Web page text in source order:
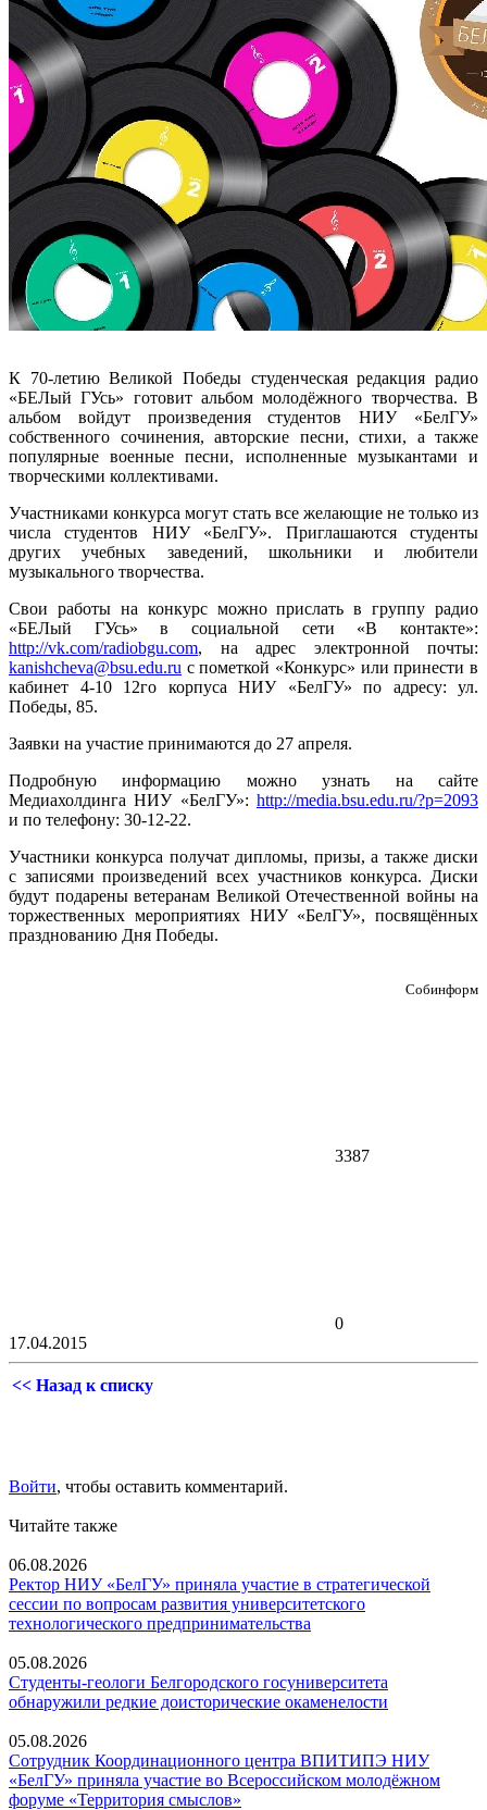
К 70-летию Великой Победы студенческая редакция радио
«БЕЛый ГУсь» готовит альбом молодёжного творчества. В
альбом войдут произведения студентов НИУ «БелГУ»
собственного сочинения, авторские песни, стихи, а также
популярные военные песни, исполненные музыкантами и
творческими коллективами.
Участниками конкурса могут стать все желающие не только из
числа студентов НИУ «БелГУ». Приглашаются студенты
других учебных заведений, школьники и любители
музыкального творчества.
Свои работы на конкурс можно прислать в группу радио
«БЕЛый ГУсь» в социальной сети «В контакте»:
http://vk.com/radiobgu.com, на адрес электронной почты:
kanishcheva@bsu.edu.ru с пометкой «Конкурс» или принести в
кабинет 4-10 12го корпуса НИУ «БелГУ» по адресу: ул.
Победы, 85.
Заявки на участие принимаются до 27 апреля.
Подробную информацию можно узнать на сайте
Медиахолдинга НИУ «БелГУ»: http://media.bsu.edu.ru/?p=2093
и по телефону: 30-12-22.
Участники конкурса получат дипломы, призы, а также диски
с записями произведений всех участников конкурса. Диски
будут подарены ветеранам Великой Отечественной войны на
торжественных мероприятиях НИУ «БелГУ», посвящённых
празднованию Дня Победы.
Собинформ
3387
0
17.04.2015
<< Назад к списку
Войти, чтобы оставить комментарий.
Читайте также
06.08.2026
Ректор НИУ «БелГУ» приняла участие в стратегической
сессии по вопросам развития университетского
технологического предпринимательства
05.08.2026
Студенты-геологи Белгородского госуниверситета
обнаружили редкие доисторические окаменелости
05.08.2026
Сотрудник Координационного центра ВПИТИПЭ НИУ
«БелГУ» приняла участие во Всероссийском молодёжном
форуме «Территория смыслов»